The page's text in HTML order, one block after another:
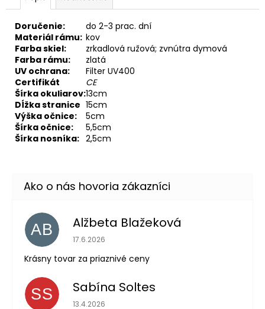
Doručenie:
do 2-3 prac. dní
Materiál rámu: kov
Farba skiel:
zrkadlová ružová; zvnútra dymová
Farba rámu:
zlatá
UV ochrana:
Filter UV400
Certifikát
CE
Šírka okuliarov:13cm
Dĺžka stranice 15cm
Výška očnice:
5cm
Šírka očnice:
5,5cm
Šírka nosníka: 2,5cm
AB Alžbeta Blažeková
Hodnotenie obchodu je 5 z 5 hviezdičiek.
17.6.2026
Krásny tovar za priaznivé ceny
SS Sabína Soltes
Hodnotenie obchodu je 5 z 5 hviezdičiek.
13.4.2026